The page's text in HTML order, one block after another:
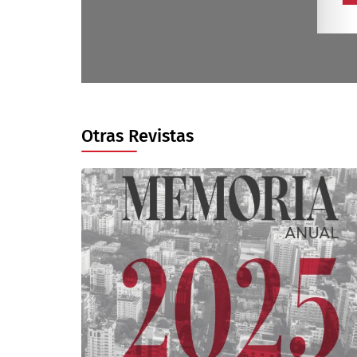
Otras Revistas